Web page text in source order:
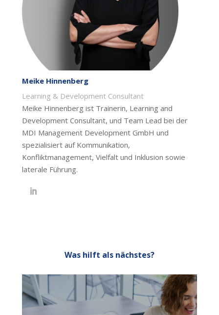
Meike Hinnenberg
Learning & Development Consultant
Meike Hinnenberg ist Trainerin, Learning and
Development Consultant, und Team Lead bei der
MDI Management Development GmbH und
spezialisiert auf Kommunikation,
Konfliktmanagement, Vielfalt und Inklusion sowie
laterale Führung.
Was hilft als nächstes?